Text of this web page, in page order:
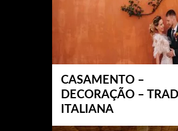
CASAMENTO –
DECORAÇÃO –
ITALIANA